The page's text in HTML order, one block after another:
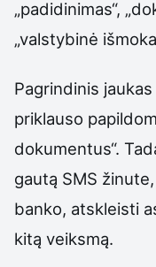
„padidinimas“,
„valstybinė
Pagrindinis
priklauso
dokumentus“.
gautą SMS
banko, atskleisti
kitą veiksmą.